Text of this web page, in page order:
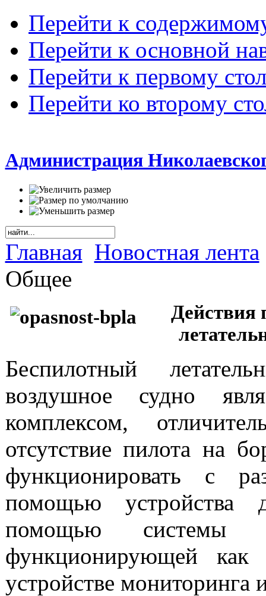
Перейти к
Перейти к основной
Перейти к первому
Перейти ко второму
Администрация
Главная Новостная лента
Общее
Действия
Беспилотный
воздушное судно
комплексом,
отсутствие пилота на
функционировать с
помощью устройства
помощью системы
функционирующей
устройстве мониторинга